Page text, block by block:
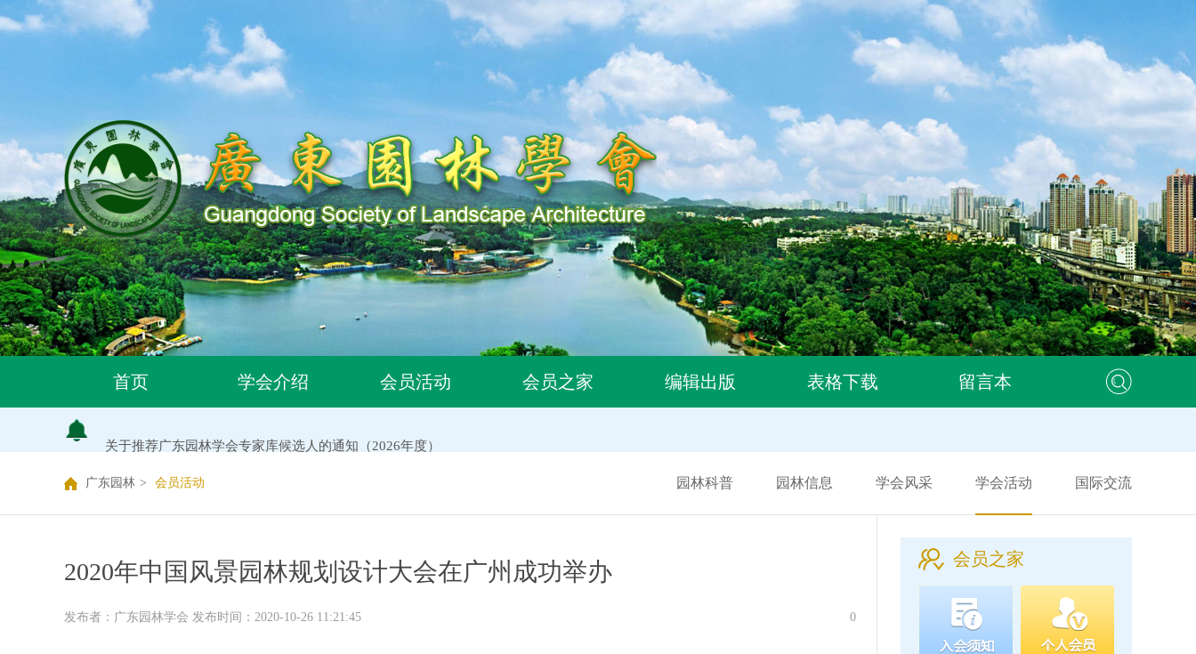
首页 学会介绍 会员活动 会员之家 编辑出版 表格下载 留言本
关于同意318位个人为广东园林学会个人会员的通知
关于2026年度广东园林学会科学技术奖申报工作延期的通知
广东园林学会关于开展2026年广东风景园林优秀学子奖评选活动作品征集与专家推荐延期的通知
关于公布2026年度广东园林学会研究项目立项名单的通知
关于申报2026年度广东园林学会科学技术奖的通知
关于2026年度广东园林学会研究项目评审结果的公示
广东园林学会关于缴纳2026年度单位会员会费的通知
广东园林 > 会员活动 园林科普 园林信息 学会风采 学会活动 国际交流
2020年中国风景园林规划设计大会在广州成功举办
0
发布者：广东园林学会 发布时间：2020-10-26 11:21:45
会员之家